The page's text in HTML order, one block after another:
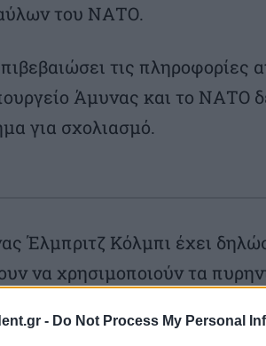
- Do Not Process My Personal
του ΝΑΤΟ.
τις πληροφορίες
Άμυνας και το ΝΑΤΟ
για σχολιασμό.
Έλμπριτζ Κόλμπι έχει
να χρησιμοποιούν τα
μέλη του ΝΑΤΟ, παρά το
να αναλάβουν